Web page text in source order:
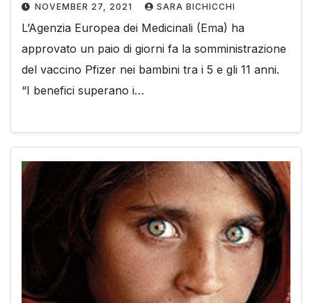
NOVEMBER 27, 2021 SARA BICHICCHI
L’Agenzia Europea dei Medicinali (Ema) ha
approvato un paio di giorni fa la somministrazione
del vaccino Pfizer nei bambini tra i 5 e gli 11 anni.
“I benefici superano i…